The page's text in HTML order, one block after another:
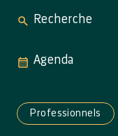
Recherche
Agenda
Professionnels